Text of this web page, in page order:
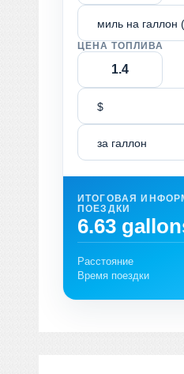
миль на галлон
ЦЕНА ТОПЛИВА
$
за галлон
ИТОГОВАЯ
ПОЕЗДКИ
6.63
Расстояние
Время поездки